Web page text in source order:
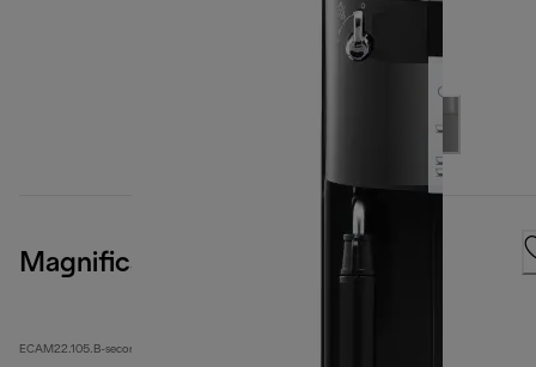
Magnifica S
ECAM22.105.B-second